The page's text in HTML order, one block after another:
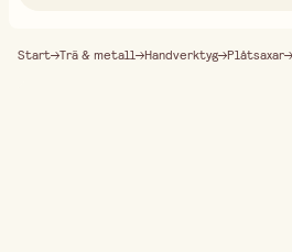
Start Trä & metall Handverktyg Plåtsaxar